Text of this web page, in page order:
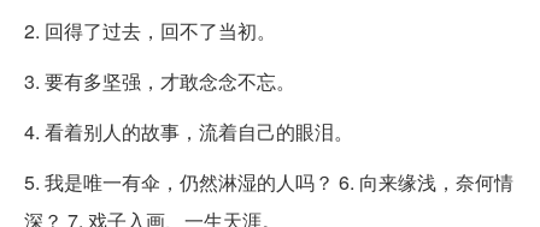
2. 回得了过去，回不了当初。
3. 要有多坚强，才敢念念不忘。
4. 看着别人的故事，流着自己的眼泪。
5. 我是唯一有伞，仍然淋湿的人吗？ 6. 向来缘浅，奈何情
深？ 7. 戏子入画、一生天涯。